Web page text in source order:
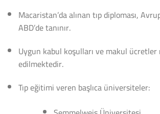
Macaristan’da alınan tıp diploması,
ABD’de tanınır.
Uygun kabul koşulları ve makul
edilmektedir.
Tıp eğitimi veren başlıca üniversiteler: